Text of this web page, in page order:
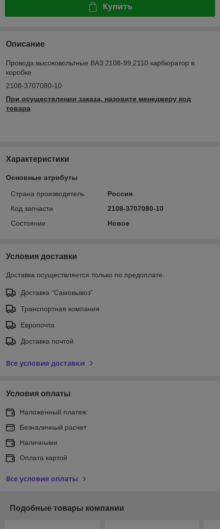
Купить
Описание
Провода высоковольтные ВАЗ 2108-99,2110 карбюратор в
коробке
2108-3707080-10
При осуществлении заказа, назовите менеджеру код
товара
Характеристики
Основные атрибуты
Страна производитель
Россия
Код запчасти
2108-3707080-10
Состояние
Новое
Условия доставки
Доставка осуществляется только по предоплате.
Доставка "Самовывоз"
Транспортная компания
Европочта
Доставка почтой
Все условия доставки
Условия оплаты
Наложенный платеж
Безналичный расчет
Наличными
Оплата картой
Все условия оплаты
Подобные товары компании